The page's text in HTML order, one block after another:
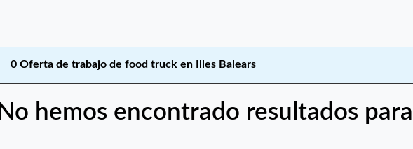
0 Oferta de trabajo de food truck en Illes Balears
No hemos encontrado resultados